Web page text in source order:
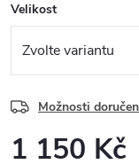
Velikost
Možnosti
1 150 Kč